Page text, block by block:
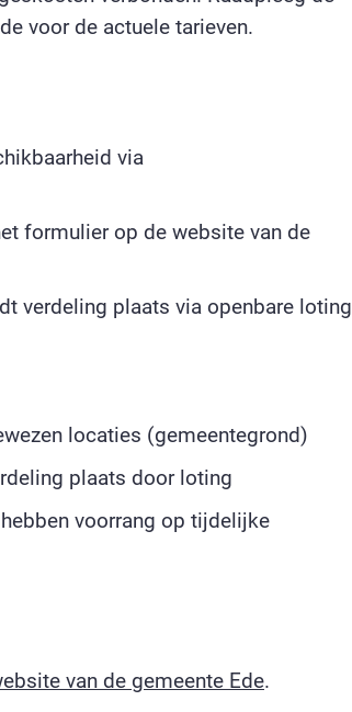
voor de actuele tarieven.
via
formulier op de website van de
verdeling plaats via openbare loting
locaties (gemeentegrond)
plaats door loting
voorrang op tijdelijke
van de gemeente Ede.